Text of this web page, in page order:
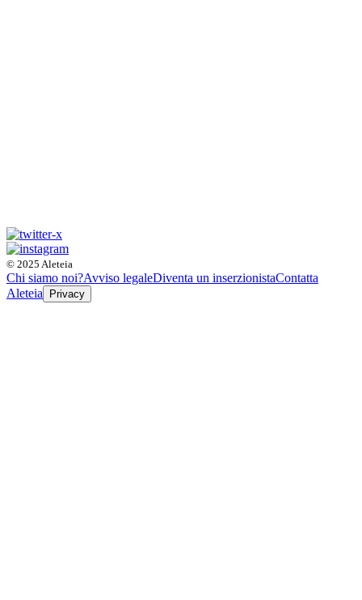
© 2025 Aleteia
Chi siamo noi?Avviso legaleDiventa un inserzionistaContatta
Aleteia
Privacy